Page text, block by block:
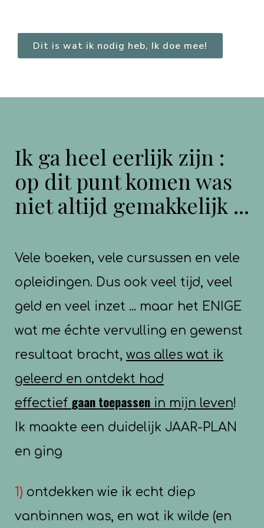
Dit is wat ik nodig heb, Ik doe mee!
Ik ga heel eerlijk zijn :
op dit punt komen was
niet altijd gemakkelijk ...
Vele boeken, vele cursussen en vele
opleidingen. Dus ook veel tijd, veel
geld en veel inzet ... maar het ENIGE
wat me échte vervulling en gewenst
resultaat bracht, was alles wat ik
geleerd en ontdekt had
effectief gaantoepassen in mijn leven!
Ik maakte een duidelijk JAAR-PLAN
en ging
1) ontdekken wie ik echt diep
vanbinnen was, en wat ik wilde (en